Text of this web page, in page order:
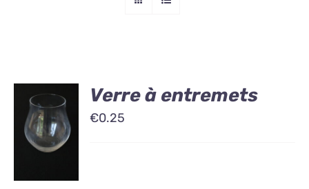
Verre à entremets
€0.25